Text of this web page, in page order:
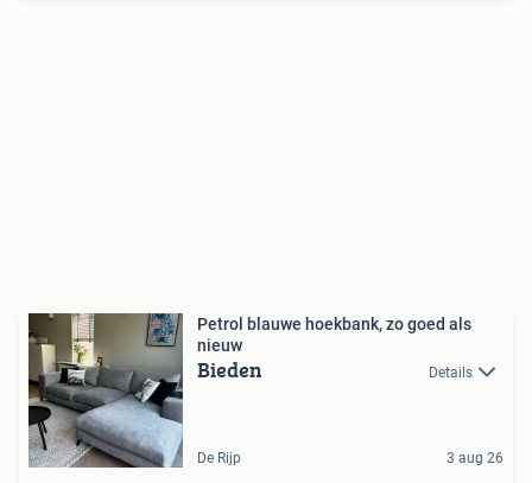
Petrol blauwe hoekbank, zo goed als
nieuw
Bieden Details
De Rijp 3 aug 26